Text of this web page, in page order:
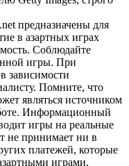
предназначены для
в азартных играх
Соблюдайте
игры. При
зависимости
Помните, что
являться источником
Информационный
игры на реальные
не принимает ни в
платежей, которые
играми,